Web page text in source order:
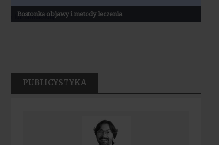
Bostonka objawy i metody leczenia
PUBLICYSTYKA